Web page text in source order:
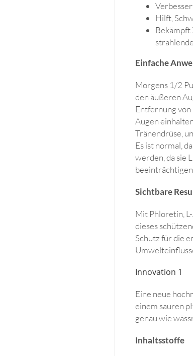
Hilft,
Bekämpft
Einfache
Morgens 1/2
den äußeren
Entfernung
Augen
Tränendrüse,
Es ist normal,
werden, da sie
Sichtbare
Mit Phloretin,
dieses
Schutz für die
Innovation 1
Eine neue
einem sauren
genau wie
Inhaltsstoffe